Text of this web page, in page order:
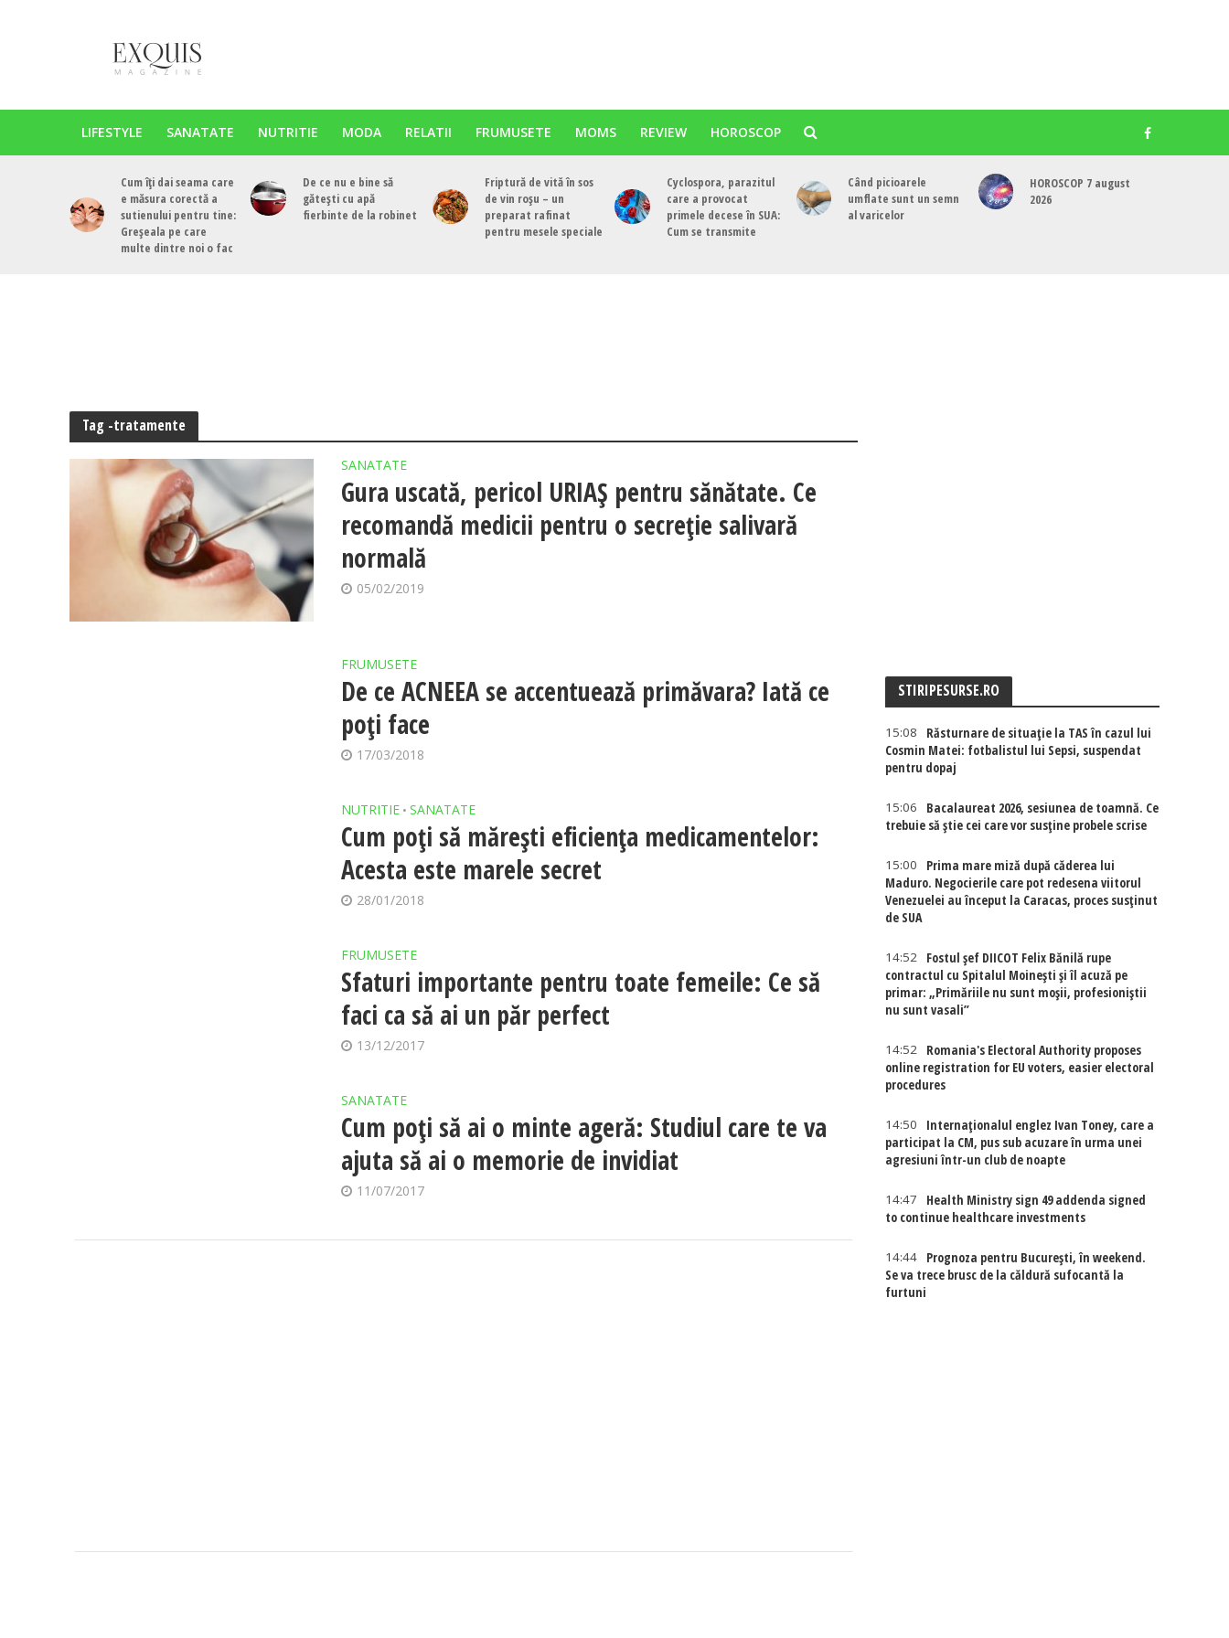
LIFESTYLE SANATATE NUTRITIE MODA RELATII FRUMUSETE MOMS REVIEW HOROSCOP
Cum îți dai seama care
e măsura corectă a
sutienului pentru tine:
Greșeala pe care
multe dintre noi o fac
De ce nu e bine să
gătești cu apă
fierbinte de la robinet
Friptură de vită în sos
de vin roșu – un
preparat rafinat
pentru mesele speciale
Cyclospora, parazitul
care a provocat
primele decese în SUA:
Cum se transmite
Când picioarele
umflate sunt un semn
al varicelor
HOROSCOP 7 august
2026
Tag -tratamente
SANATATE
Gura uscată, pericol URIAŞ pentru sănătate. Ce
recomandă medicii pentru o secreţie salivară
normală
05/02/2019
FRUMUSETE
De ce ACNEEA se accentuează primăvara? Iată ce
poți face
17/03/2018
NUTRITIE • SANATATE
Cum poţi să măreşti eficienţa medicamentelor:
Acesta este marele secret
28/01/2018
FRUMUSETE
Sfaturi importante pentru toate femeile: Ce să
faci ca să ai un păr perfect
13/12/2017
SANATATE
Cum poți să ai o minte ageră: Studiul care te va
ajuta să ai o memorie de invidiat
11/07/2017
STIRIPESURSE.RO
15:08
Răsturnare de situație la TAS în cazul lui
Cosmin Matei: fotbalistul lui Sepsi, suspendat
pentru dopaj
15:06
Bacalaureat 2026, sesiunea de toamnă. Ce
trebuie să știe cei care vor susține probele scrise
15:00
Prima mare miză după căderea lui
Maduro. Negocierile care pot redesena viitorul
Venezuelei au început la Caracas, proces susținut
de SUA
14:52
Fostul șef DIICOT Felix Bănilă rupe
contractul cu Spitalul Moinești și îl acuză pe
primar: „Primăriile nu sunt moșii, profesioniștii
nu sunt vasali”
14:52
Romania's Electoral Authority proposes
online registration for EU voters, easier electoral
procedures
14:50
Internaţionalul englez Ivan Toney, care a
participat la CM, pus sub acuzare în urma unei
agresiuni într-un club de noapte
14:47
Health Ministry sign 49 addenda signed
to continue healthcare investments
14:44
Prognoza pentru București, în weekend.
Se va trece brusc de la căldură sufocantă la
furtuni